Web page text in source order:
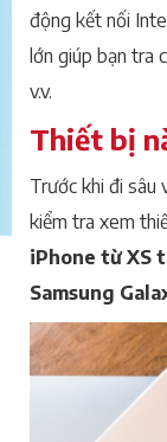
động kết nối
lớn giúp bạn tra
v.v.
Thiết bị
Trước khi đi sâu
kiểm tra xem
iPhone từ XS
Samsung